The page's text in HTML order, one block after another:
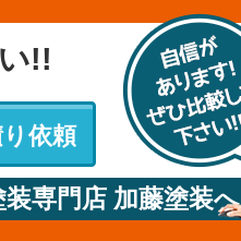
!!
依頼
専門店 加藤塗装へ